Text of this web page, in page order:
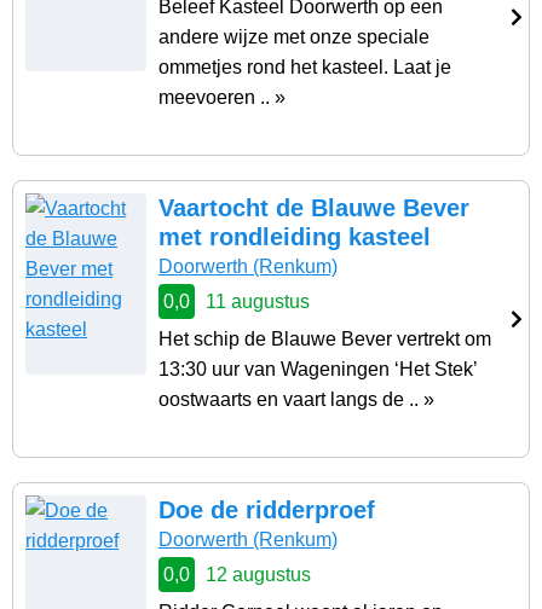
Beleef Kasteel Doorwerth op een
andere wijze met onze speciale
ommetjes rond het kasteel. Laat je
meevoeren .. »
Vaartocht de Blauwe Bever
met rondleiding kasteel
Doorwerth (Renkum)
0,0
11 augustus
Het schip de Blauwe Bever vertrekt om
13:30 uur van Wageningen ‘Het Stek’
oostwaarts en vaart langs de .. »
Doe de ridderproef
Doorwerth (Renkum)
0,0
12 augustus